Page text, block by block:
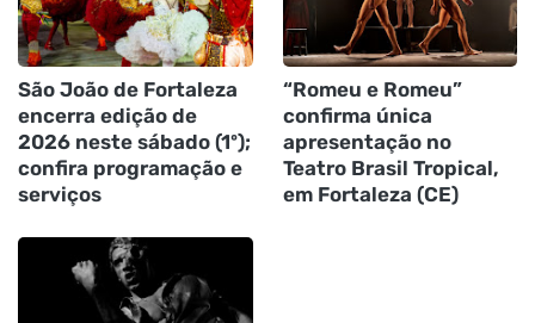
São João de Fortaleza
encerra edição de
2026 neste sábado (1º);
confira programação e
serviços
“Romeu e Romeu”
confirma única
apresentação no
Teatro Brasil Tropical,
em Fortaleza (CE)